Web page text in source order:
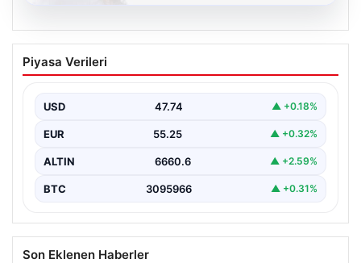
Kelebek sohbet platformu İle Çevrim içi
İletişimin Seviyeli Adresi Ve Muhabbet
İnternet ortamında insanların seviyeli bir şekilde irtibat
çeşitli…
Piyasa Verileri
USD 47.74 ▲ +0.18%
EUR 55.25 ▲ +0.32%
ALTIN 6660.6 ▲ +2.59%
BTC 3095966 ▲ +0.31%
Son Eklenen Haberler